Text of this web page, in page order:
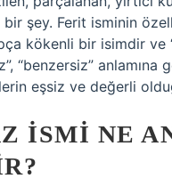
şey. Ferit isminin
kökenli bir isimdir ve
“benzersiz” anlamına
eşsiz ve değerli
ISMI NE